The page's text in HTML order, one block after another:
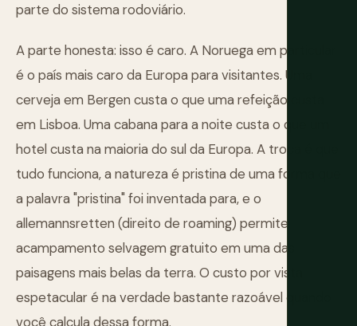
parte do sistema rodoviário.
A parte honesta: isso é caro. A Noruega em particular
é o país mais caro da Europa para visitantes. Uma
cerveja em Bergen custa o que uma refeição custa
em Lisboa. Uma cabana para a noite custa o que um
hotel custa na maioria do sul da Europa. A troca é que
tudo funciona, a natureza é pristina de uma forma que
a palavra "pristina" foi inventada para, e o
allemannsretten (direito de roaming) permite
acampamento selvagem gratuito em uma das
paisagens mais belas da terra. O custo por vista
espetacular é na verdade bastante razoável quando
você calcula dessa forma.